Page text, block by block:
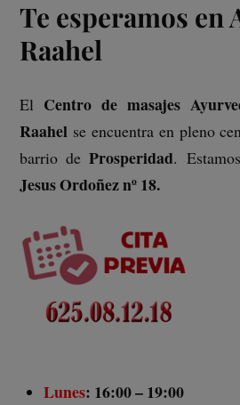
Te esperamos en
Raahel
El Centro de masajes
Raahel se encuentra en pleno
barrio deProsperidad.
Jesus Ordoñez nº 18.
Lunes: 16:00 – 19:00